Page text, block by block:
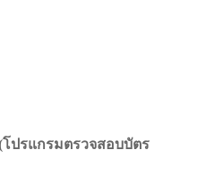
โปรแกรมตรวจสอบบัตร